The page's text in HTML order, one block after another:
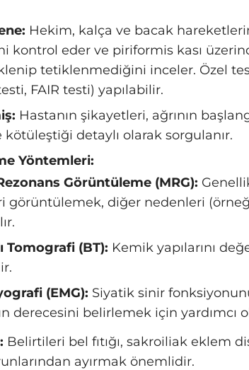
Hekim, kalça ve bacak
kontrol eder ve piriformis kası
tetiklenmediğini inceler. Özel
FAIR testi) yapılabilir.
Hastanın şikayetleri, ağrının
detaylı olarak sorgulanır.
Yöntemleri:
Görüntüleme (MRG):
görüntülemek, diğer nedenleri
Tomografi (BT): Kemik yapılarını
(EMG): Siyatik sinir
derecesini belirlemek için yardımcı
Belirtileri bel fıtığı, sakroiliak eklem
ayırmak önemlidir.